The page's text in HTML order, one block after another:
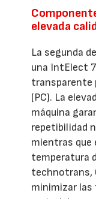
elevada
La segunda
una IntElect
transparente
(PC). La
máquina
repetibilidad
mientras que
temperatura
technotrans,
minimizar